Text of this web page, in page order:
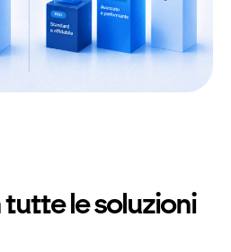
le soluzioni